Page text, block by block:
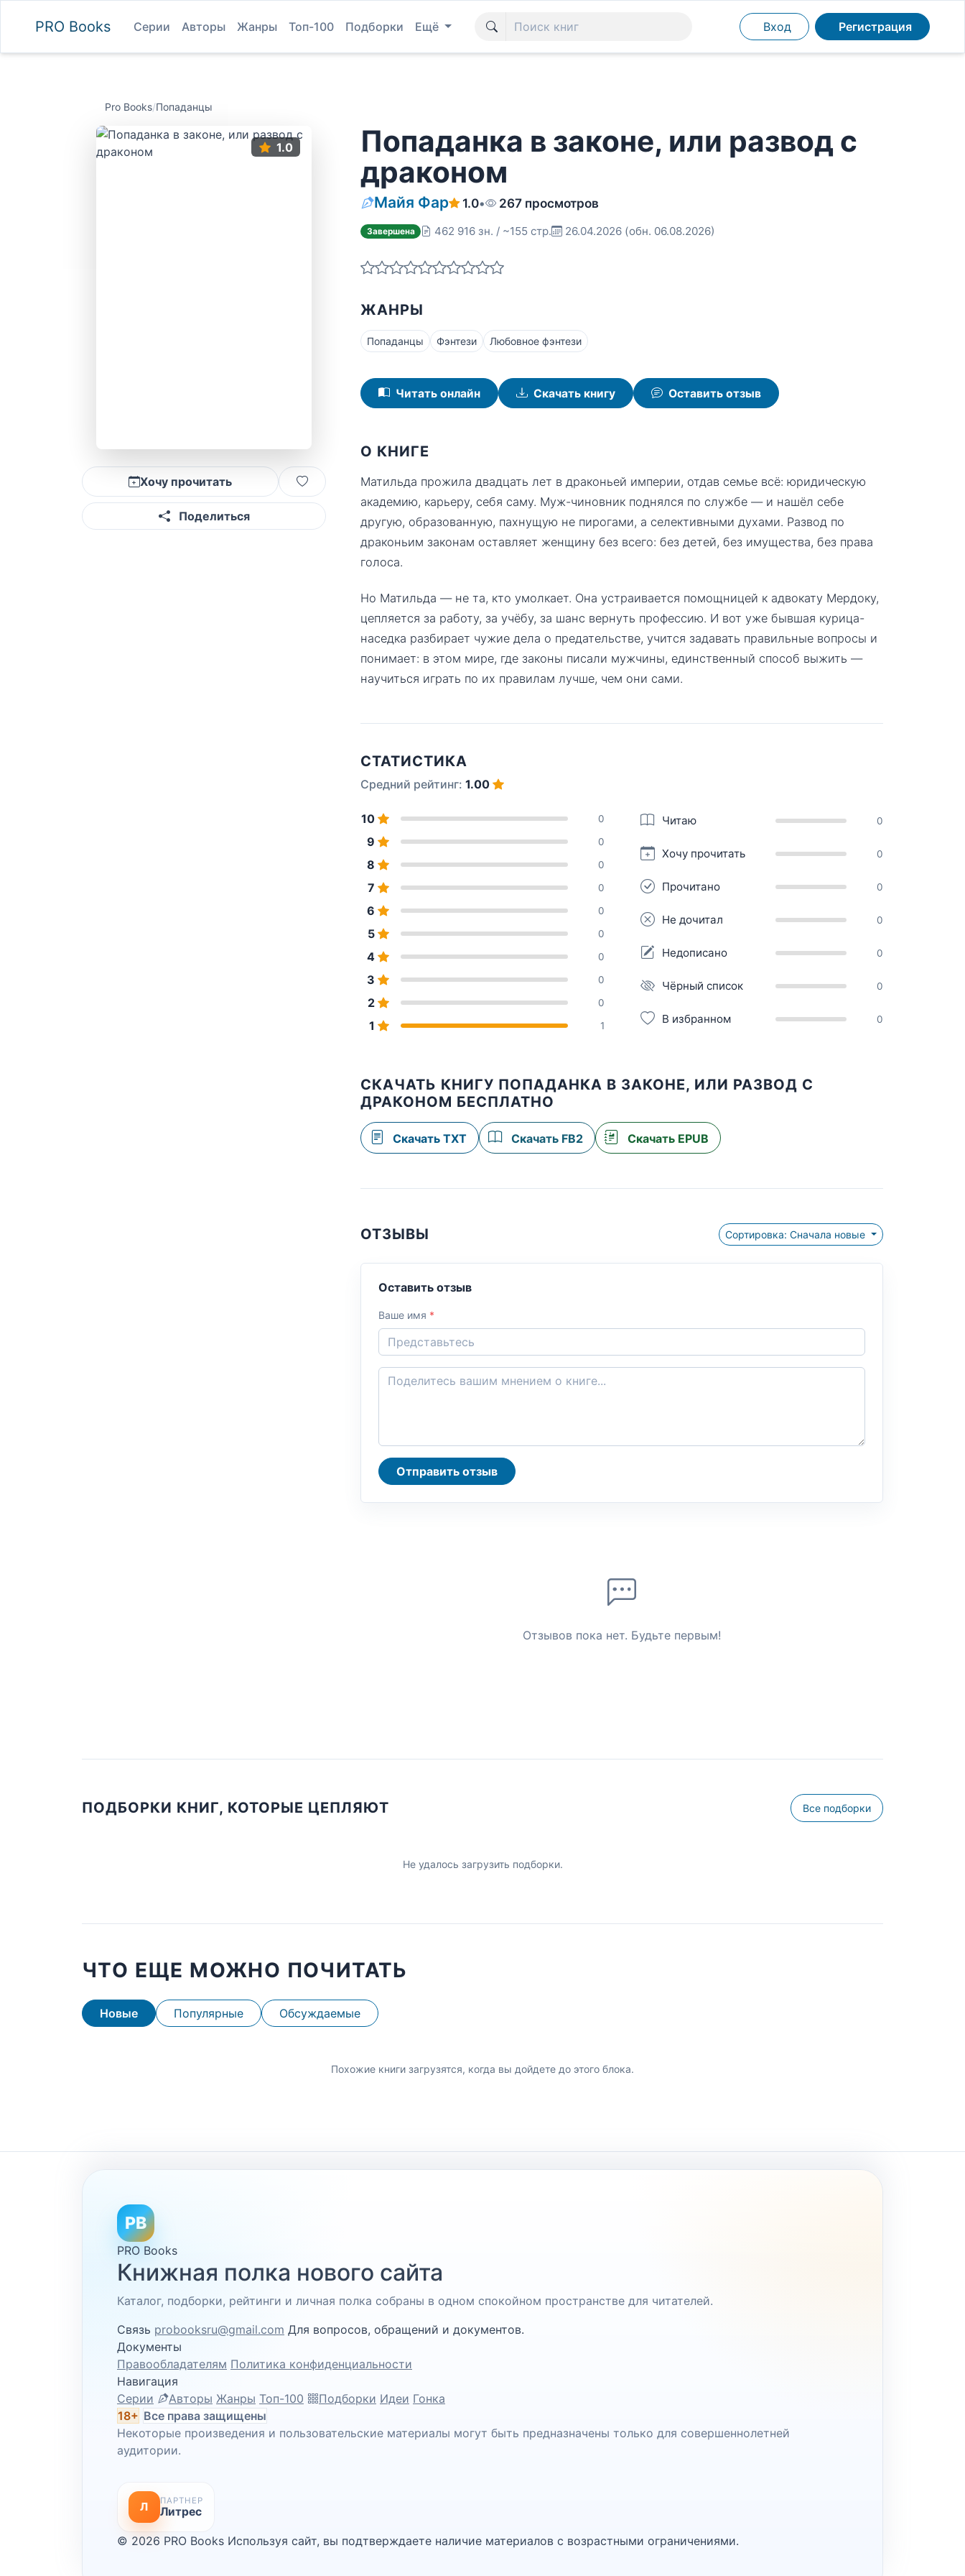
PRO Books Серии Авторы Жанры Топ-100 Подборки Ещё Вход Регистрация
Pro Books/Попаданцы
1.0
Хочу прочитать
Поделиться
Попаданка в законе, или развод с
драконом
Майя Фар 1.0• 267 просмотров
Завершена 462 916 зн. / ~155 стр. 26.04.2026 (обн. 06.08.2026)
ЖАНРЫ
Попаданцы Фэнтези Любовное фэнтези
Читать онлайн Скачать книгу Оставить отзыв
О КНИГЕ
Матильда прожила двадцать лет в драконьей империи, отдав семье всё: юридическую
академию, карьеру, себя саму. Муж-чиновник поднялся по службе — и нашёл себе
другую, образованную, пахнущую не пирогами, а селективными духами. Развод по
драконьим законам оставляет женщину без всего: без детей, без имущества, без права
голоса.
Но Матильда — не та, кто умолкает. Она устраивается помощницей к адвокату Мердоку,
цепляется за работу, за учёбу, за шанс вернуть профессию. И вот уже бывшая курица-
наседка разбирает чужие дела о предательстве, учится задавать правильные вопросы и
понимает: в этом мире, где законы писали мужчины, единственный способ выжить —
научиться играть по их правилам лучше, чем они сами.
СТАТИСТИКА
Средний рейтинг: 1.00
10 0
9 0
8 0
7 0
6 0
5 0
4 0
3 0
2 0
1 1
Читаю 0
Хочу прочитать 0
Прочитано 0
Не дочитал 0
Недописано 0
Чёрный список 0
В избранном 0
СКАЧАТЬ КНИГУ ПОПАДАНКА В ЗАКОНЕ, ИЛИ РАЗВОД С
ДРАКОНОМ БЕСПЛАТНО
Скачать TXT Скачать FB2 Скачать EPUB
ОТЗЫВЫ Сортировка: Сначала новые
Оставить отзыв
Ваше имя *
Отправить отзыв
Отзывов пока нет. Будьте первым!
ПОДБОРКИ КНИГ, КОТОРЫЕ ЦЕПЛЯЮТ Все подборки
Не удалось загрузить подборки.
ЧТО ЕЩЕ МОЖНО ПОЧИТАТЬ
Новые Популярные Обсуждаемые
Похожие книги загрузятся, когда вы дойдете до этого блока.
PB
PRO Books
Книжная полка нового сайта
Каталог, подборки, рейтинги и личная полка собраны в одном спокойном пространстве для читателей.
Связь probooksru@gmail.com Для вопросов, обращений и документов.
Документы
Правообладателям Политика конфиденциальности
Навигация
Серии
Авторы Жанры Топ-100 Подборки Идеи Гонка
18+ Все права защищены
Некоторые произведения и пользовательские материалы могут быть предназначены только для совершеннолетней
аудитории.
Л ПАРТНЕР
Литрес
© 2026 PRO Books Используя сайт, вы подтверждаете наличие материалов с возрастными ограничениями.